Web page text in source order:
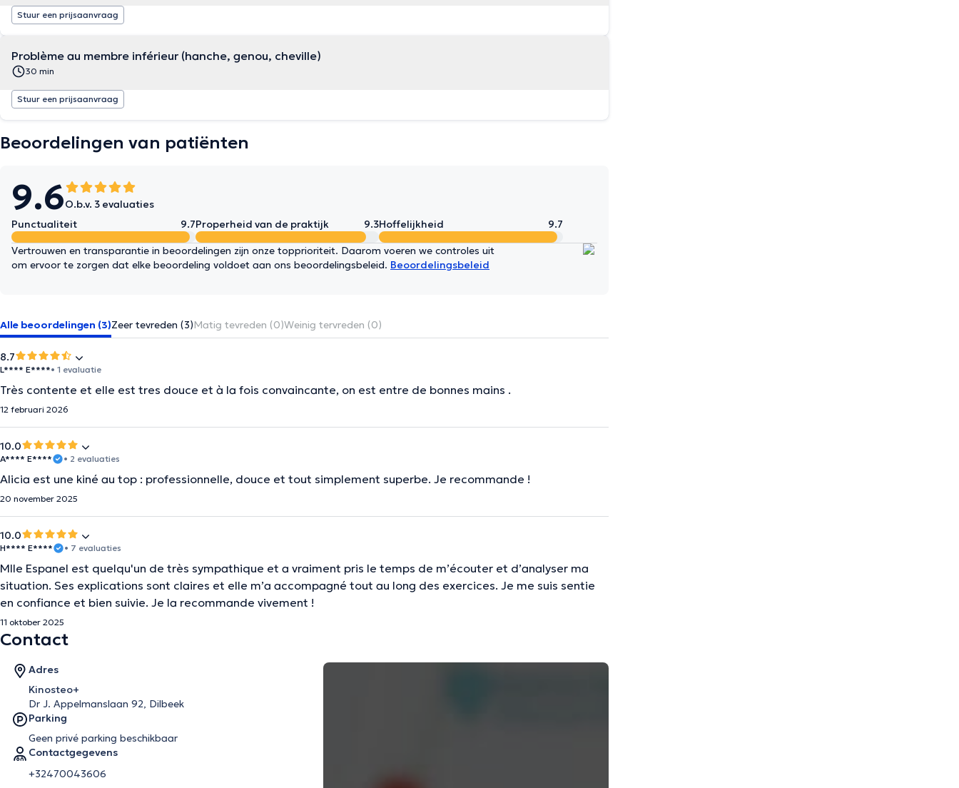
Stuur een prijsaanvraag
Problème au membre inférieur (hanche, genou, cheville)
30 min
Stuur een prijsaanvraag
Beoordelingen van patiënten
9.6O.b.v. 3 evaluaties
Punctualiteit
9.7Properheid van de praktijk 9.3Hoffelijkheid 9.7
Vertrouwen en transparantie in beoordelingen zijn onze topprioriteit. Daarom voeren we controles uit
om ervoor te zorgen dat elke beoordeling voldoet aan ons beoordelingsbeleid. Beoordelingsbeleid
Alle beoordelingen (3)Zeer tevreden (3)Matig tevreden (0)Weinig tervreden (0)
8.7
L**** E****• 1 evaluatie
Très contente et elle est tres douce et à la fois convaincante, on est entre de bonnes mains .
12 februari 2026
10.0
A**** E**** • 2 evaluaties
Alicia est une kiné au top : professionnelle, douce et tout simplement superbe. Je recommande !
20 november 2025
10.0
H**** E**** • 7 evaluaties
Mlle Espanel est quelqu'un de très sympathique et a vraiment pris le temps de m’écouter et d’analyser ma
situation. Ses explications sont claires et elle m’a accompagné tout au long des exercices. Je me suis sentie
en confiance et bien suivie. Je la recommande vivement !
11 oktober 2025
Contact
Adres
Kinosteo+
Dr J. Appelmanslaan 92, Dilbeek
Parking
Geen privé parking beschikbaar
Contactgegevens
+32470043606